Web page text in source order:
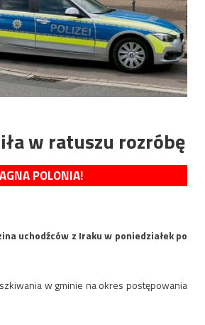
w ratuszu rozróbę
POLONIA!
uchodźców z Iraku w poniedziałek po
w gminie na okres postępowania